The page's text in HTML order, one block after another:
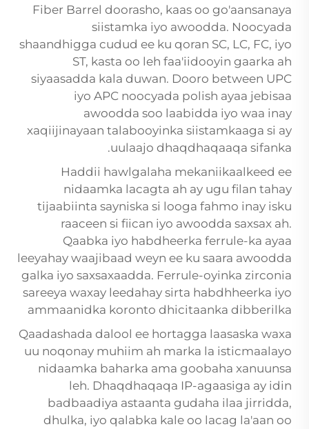
Fiber Barrel doorasho, kaas oo go'aansanaya
siistamka iyo awoodda. Noocyada
shaandhigga cudud ee ku qoran SC, LC, FC, iyo
ST, kasta oo leh faa'iidooyin gaarka ah
siyaasadda kala duwan. Dooro between UPC
iyo APC noocyada polish ayaa jebisaa
awoodda soo laabidda iyo waa inay
xaqiijinayaan talabooyinka siistamkaaga si ay
uulaajo dhaqdhaqaaqa sifanka.
Haddii hawlgalaha mekaniikaalkeed ee
nidaamka lacagta ah ay ugu filan tahay
tijaabiinta sayniska si looga fahmo inay isku
raaceen si fiican iyo awoodda saxsax ah.
Qaabka iyo habdheerka ferrule-ka ayaa
leeyahay waajibaad weyn ee ku saara awoodda
galka iyo saxsaxaadda. Ferrule-oyinka zirconia
sareeya waxay leedahay sirta habdhheerka iyo
ammaanidka koronto dhicitaanka dibberilka
Qaadashada dalool ee hortagga laasaska waxa
uu noqonay muhiim ah marka la isticmaalayo
nidaamka baharka ama goobaha xanuunsa
leh. Dhaqdhaqaqa IP-agaasiga ay idin
badbaadiya astaanta gudaha ilaa jirridda,
dhulka, iyo qalabka kale oo lacag la'aan oo